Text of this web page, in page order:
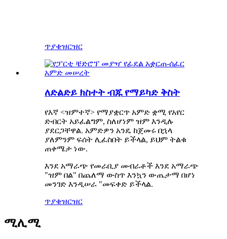
ጥያቄዝርዝር
ለድልድይ ክስተት ብጁ የማይካድ ቅስት
የእኛ <ዝምተኛ> የማያቋርጥ አምድ ቋሚ የአየር
ድብርት አይፈልግም, ስለሆነም ዝም እንዲሉ
ያደርጋቸዋል. አምድዎን አንዴ ከጀመሩ በኋላ
ያለምንም ፍሰት ሊፈስበት ይችላል, ይህም ትልቁ
ጠቀሜታ ነው.
እንደ አማራጭ የመራቢያ መብራቶች እንደ አማራጭ
"ዝም በል" በጨለማ ውስጥ እንኳን ውጤታማ በሆነ
መንገድ እንዲሠራ "መፍቀድ ይችላል.
ጥያቄዝርዝር
ሚሊሚ